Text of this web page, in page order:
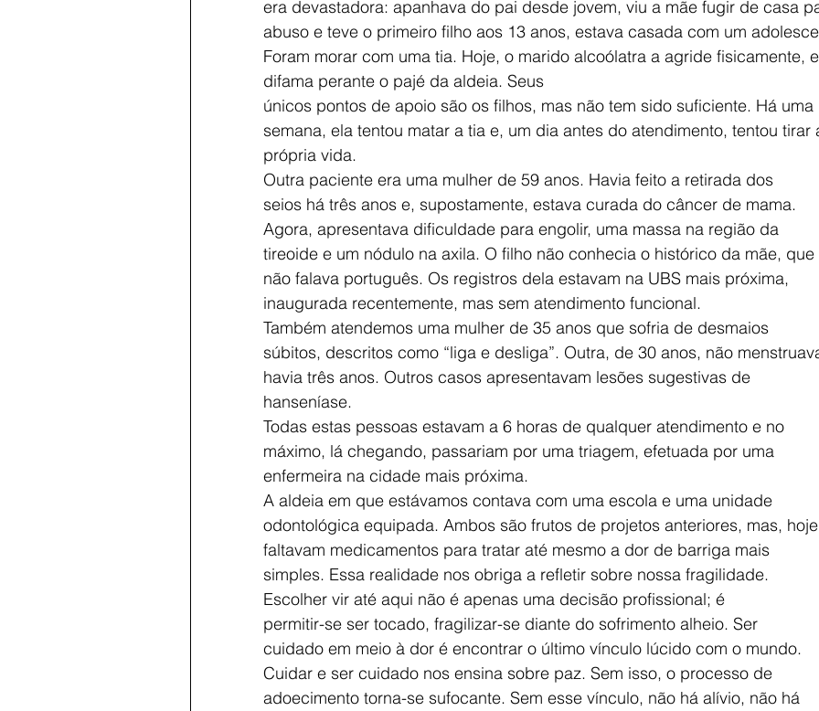
era devastadora: apanhava do pai desde jovem, viu a mãe fugir de casa
abuso e teve o primeiro filho aos 13 anos, estava casada com um
Foram morar com uma tia. Hoje, o marido alcoólatra a agride fisicamente,
difama perante o pajé da aldeia. Seus
únicos pontos de apoio são os filhos, mas não tem sido suficiente. Há uma
semana, ela tentou matar a tia e, um dia antes do atendimento, tentou tirar
própria vida.
Outra paciente era uma mulher de 59 anos. Havia feito a retirada dos
seios há três anos e, supostamente, estava curada do câncer de mama.
Agora, apresentava dificuldade para engolir, uma massa na região da
tireoide e um nódulo na axila. O filho não conhecia o histórico da mãe, que
não falava português. Os registros dela estavam na UBS mais próxima,
inaugurada recentemente, mas sem atendimento funcional.
Também atendemos uma mulher de 35 anos que sofria de desmaios
súbitos, descritos como “liga e desliga”. Outra, de 30 anos, não
havia três anos. Outros casos apresentavam lesões sugestivas de
hanseníase.
Todas estas pessoas estavam a 6 horas de qualquer atendimento e no
máximo, lá chegando, passariam por uma triagem, efetuada por uma
enfermeira na cidade mais próxima.
A aldeia em que estávamos contava com uma escola e uma unidade
odontológica equipada. Ambos são frutos de projetos anteriores, mas,
faltavam medicamentos para tratar até mesmo a dor de barriga mais
simples. Essa realidade nos obriga a refletir sobre nossa fragilidade.
Escolher vir até aqui não é apenas uma decisão profissional; é
permitir-se ser tocado, fragilizar-se diante do sofrimento alheio. Ser
cuidado em meio à dor é encontrar o último vínculo lúcido com o mundo.
Cuidar e ser cuidado nos ensina sobre paz. Sem isso, o processo de
adoecimento torna-se sufocante. Sem esse vínculo, não há alívio, não há